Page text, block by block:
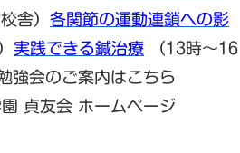
舎） 各関節の運動連鎖への影
実践できる鍼治療 （13時～16
強会のご案内はこちら
貞友会 ホームページ